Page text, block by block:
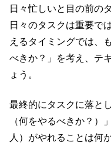
日々忙しいと目の前の
日々のタスクは重要で
えるタイミングでは、
べきか？」を考え、テ
ょう。
最終的にタスクに落と
（何をやるべきか？）
人）がやれることは何